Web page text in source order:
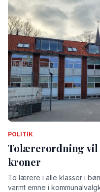
POLITIK
Tolærerordning vil
kroner
To lærere i alle klasser i
varmt emne i